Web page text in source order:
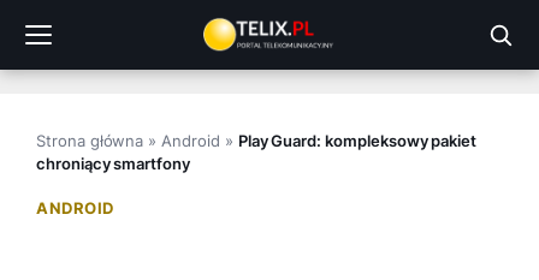
treści
Strona główna » Android » Play Guard: kompleksowy pakiet
chroniący smartfony
ANDROID